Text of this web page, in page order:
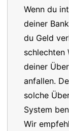
Wenn du
deiner
du Geld
schlechten
deiner
anfallen.
solche
System
Wir